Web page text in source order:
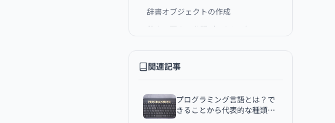
辞書オブジェクトの作成
辞書の要素の参照（アクセス）
要素の削除
Python辞書を使用する際の注意点
キーの重複指定に気をつける
関連記事
プログラミング言語とは？で
きることから代表的な種類を